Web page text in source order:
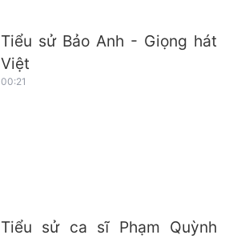
Tiểu sử Bảo Anh - Giọng hát
Việt
00:21
Tiểu sử ca sĩ Phạm Quỳnh